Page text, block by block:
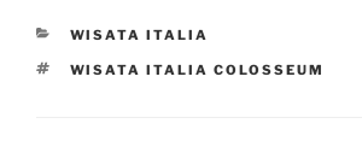
CATEGORIES
WISATA ITALIA
TAGS
WISATA ITALIA COLOSSEUM